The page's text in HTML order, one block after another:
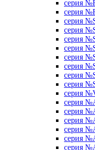
серия
серия
серия
серия
серия
серия
серия
серия
серия
серия
серия
серия
серия
серия
серия
серия
серия